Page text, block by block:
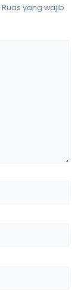
Ruas yang wajib